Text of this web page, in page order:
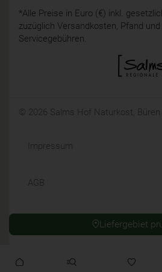
Liefergebiet
*Alle Preise in Euro (€) inkl.
zuzüglich Versandkosten, Pfand
Servicegebühren.
© 2026 Salms Hof Naturkost, Büren
Impressum
AGB
Widerrufsrecht